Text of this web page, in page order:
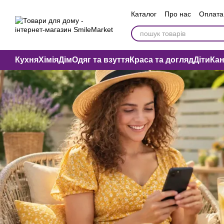
Каталог Про нас
Оплата
Вакансії компанії
КухняХіміяДімОдяг та взуттяКраса та доглядДіти